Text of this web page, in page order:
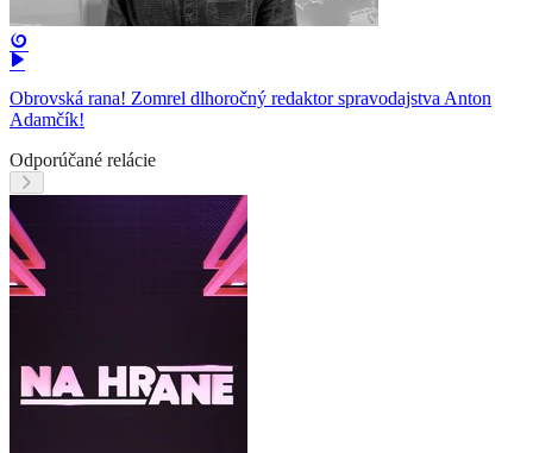
Obrovská rana! Zomrel dlhoročný redaktor spravodajstva Anton
Adamčík!
Odporúčané relácie